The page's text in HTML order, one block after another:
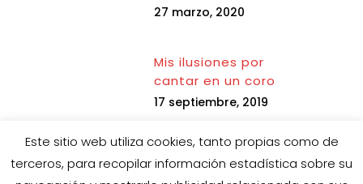
27 marzo, 2020
Mis ilusiones por
cantar en un coro
17 septiembre, 2019
Este sitio web utiliza cookies, tanto propias como de
terceros, para recopilar información estadística sobre su